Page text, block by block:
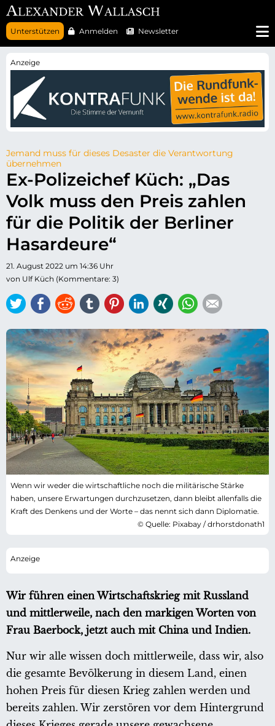
N
a
v
r
s
p
n
g
e
n
Unterstützen Anmelden Newsletter
Jemand muss für dieses Desaster die Verantwortung
übernehmen
Ex-Polizeichef Küch: „Das
Volk muss den Preis zahlen
für die Politik der Berliner
Hasardeure“
21. August 2022 um 14:36 Uhr
von Ulf Küch (Kommentare: 3)
TwitterFacebook
ReddittumblrPinterestLinkedIn
Xing WhatsApp
Wenn wir weder die wirtschaftliche noch die militärische Stärke
haben, unsere Erwartungen durchzusetzen, dann bleibt allenfalls die
Kraft des Denkens und der Worte – das nennt sich dann Diplomatie.
© Quelle: Pixabay / drhorstdonath1
Wir führen einen Wirtschaftskrieg mit Russland
und mittlerweile, nach den markigen Worten von
Frau Baerbock, jetzt auch mit China und Indien.
Nur wir alle wissen doch mittlerweile, dass wir, also
die gesamte Bevölkerung in diesem Land, einen
hohen Preis für diesen Krieg zahlen werden und
bereits zahlen. Wir zerstören vor dem Hintergrund